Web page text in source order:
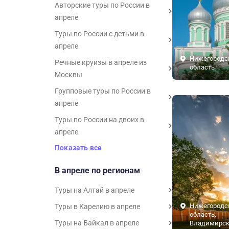
Авторские туры по России в
апреле
Туры по России с детьми в
апреле
Речные круизы в апреле из
Москвы
Групповые туры по России в
апреле
Туры по России на двоих в
апреле
Показать все
В апреле по регионам
Туры на Алтай в апреле
Туры в Карелию в апреле
Туры на Байкал в апреле
область
область,